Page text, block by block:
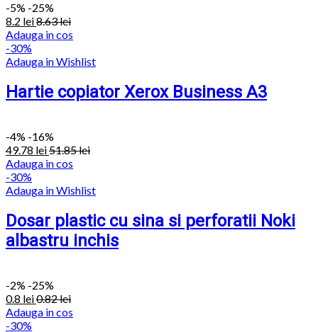
-5% -25%
8.2 lei8.63lei
Adauga in cos
-30%
Adauga in Wishlist
Hartie copiator Xerox Business A3
-4% -16%
49.78 lei51.85lei
Adauga in cos
-30%
Adauga in Wishlist
Dosar plastic cu sina si perforatii Noki
albastru inchis
-2% -25%
0.8 lei0.82lei
Adauga in cos
-30%